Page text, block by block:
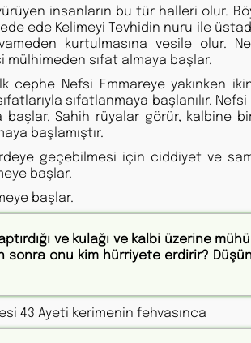
insanların bu tür halleri olur.
ede Kelimeyi Tevhidin nuru ile
kurtulmasına vesile olur.
mülhimeden sıfat almaya başlar.
Nefsi Emmareye yakınken
sıfatlanmaya başlanılır.
Sahih rüyalar görür, kalbine
başlamıştır.
geçebilmesi için ciddiyet ve
başlar.
başlar.
ve kulağı ve kalbi üzerine
onu kim hürriyete erdirir?
43 Ayeti kerimenin fehvasınca